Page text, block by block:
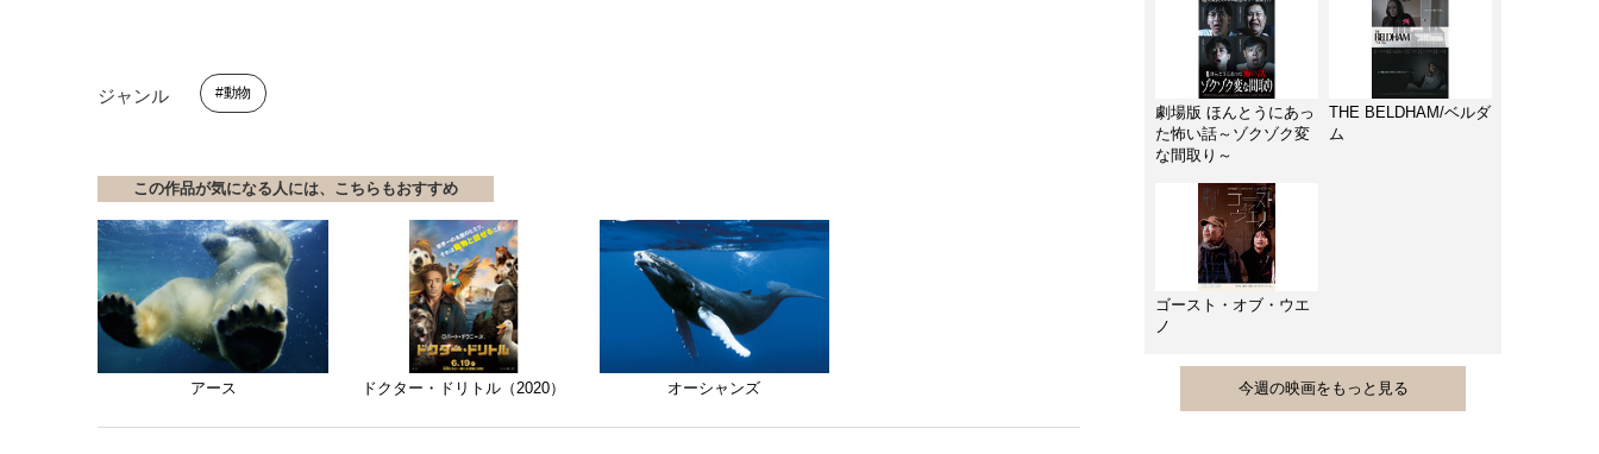
ジャンル 動物
この作品が気になる人には、こちらもおすすめ
アース ドクター・ドリトル（2020） オーシャンズ
劇場版 ほんとうにあっ
た怖い話～ゾクゾク変
な間取り～
THE BELDHAM/ベルダ
ム
ゴースト・オブ・ウエ
ノ
今週の映画をもっと見る